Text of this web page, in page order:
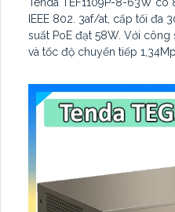
IEEE 802. 3af/at, cấp tối đa
suất PoE đạt 58W. Với công suất chuyển mạch 1,8Gbps
và tốc độ chuyển tiếp
hoặc mạng doanh nghiệp